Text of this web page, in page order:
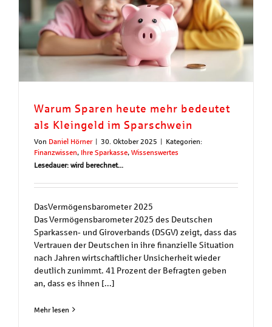
Warum Sparen heute mehr bedeutet
als Kleingeld im Sparschwein
Von Daniel Hörner | 30. Oktober 2025 | Kategorien:
Finanzwissen, Ihre Sparkasse, Wissenswertes
Lesedauer: wird berechnet...
DasVermögensbarometer 2025
Das Vermögensbarometer 2025 des Deutschen
Sparkassen‑ und Giroverbands (DSGV) zeigt, dass das
Vertrauen der Deutschen in ihre finanzielle Situation
nach Jahren wirtschaftlicher Unsicherheit wieder
deutlich zunimmt. 41 Prozent der Befragten geben
an, dass es ihnen [...]
Mehr lesen